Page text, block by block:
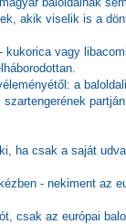
akik viselik is a
vagy
a
ha csak a saját
- nekiment az
csak az európai